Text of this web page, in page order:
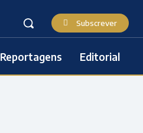
Subscrever
Reportagens Editorial